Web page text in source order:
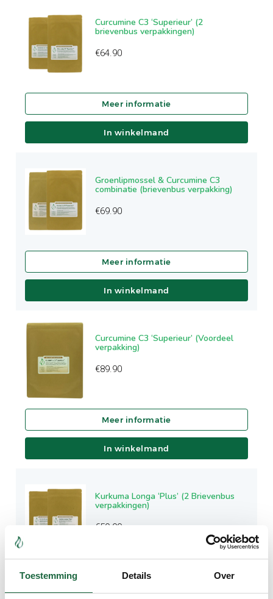
Toestemming Details Over
Curcumine C3 ‘Superieur’ (2
brievenbus verpakkingen)
€64.90
In winkelmand
Groenlipmossel & Curcumine C3
combinatie (brievenbus verpakking)
€69.90
In winkelmand
Curcumine C3 ‘Superieur’ (Voordeel
verpakking)
€89.90
In winkelmand
Kurkuma Longa ‘Plus’ (2 Brievenbus
verpakkingen)
€59.90